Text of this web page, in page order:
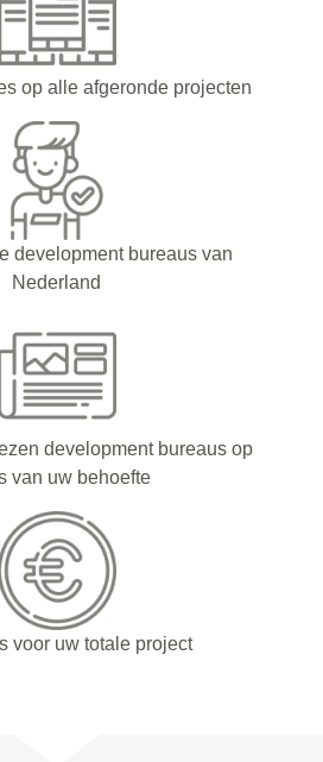
op alle afgeronde projecten
development bureaus van
Nederland
development bureaus op
van uw behoefte
voor uw totale project